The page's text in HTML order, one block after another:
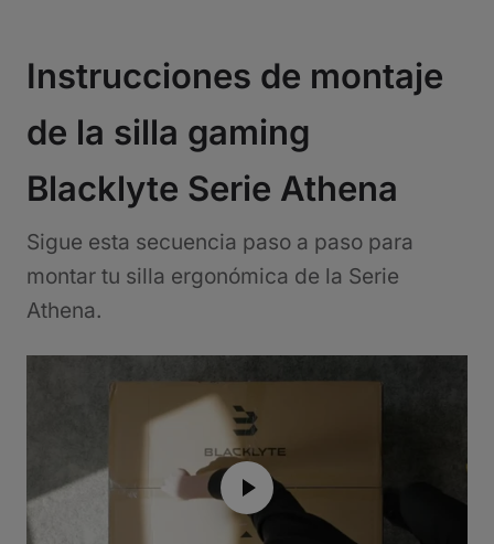
Instrucciones de montaje
de la silla gaming
Blacklyte Serie Athena
Sigue esta secuencia paso a paso para
montar tu silla ergonómica de la Serie
Athena.